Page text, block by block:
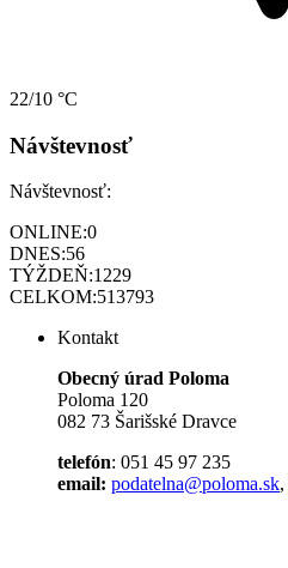
22/10 °C
Návštevnosť
Návštevnosť:
ONLINE:0
DNES:56
TÝŽDEŇ:1229
CELKOM:513793
Kontakt
Obecný úrad Poloma
Poloma 120
082 73 Šarišské Dravce
telefón: 051 45 97 235
email: podatelna@poloma.sk,